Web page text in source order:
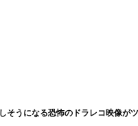
そうになる恐怖のドラレコ映像が